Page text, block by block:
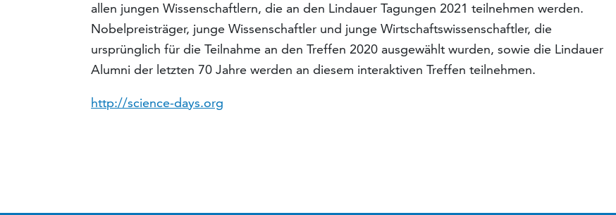
allen jungen Wissenschaftlern, die an den Lindauer Tagungen 2021 teilnehmen werden.
Nobelpreisträger, junge Wissenschaftler und junge Wirtschaftswissenschaftler, die
ursprünglich für die Teilnahme an den Treffen 2020 ausgewählt wurden, sowie die Lindauer
Alumni der letzten 70 Jahre werden an diesem interaktiven Treffen teilnehmen.
http://science-days.org